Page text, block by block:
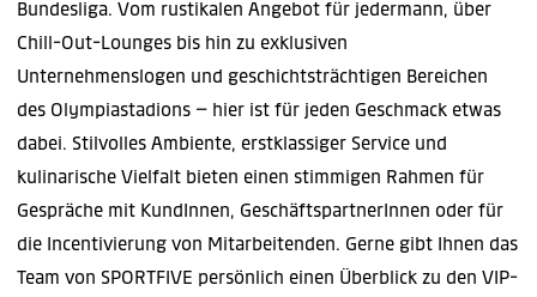
Bundesliga. Vom rustikalen Angebot für jedermann, über
Chill-Out-Lounges bis hin zu exklusiven
Unternehmenslogen und geschichtsträchtigen Bereichen
des Olympiastadions – hier ist für jeden Geschmack etwas
dabei. Stilvolles Ambiente, erstklassiger Service und
kulinarische Vielfalt bieten einen stimmigen Rahmen für
Gespräche mit KundInnen, GeschäftspartnerInnen oder für
die Incentivierung von Mitarbeitenden. Gerne gibt Ihnen das
Team von SPORTFIVE persönlich einen Überblick zu den VIP-